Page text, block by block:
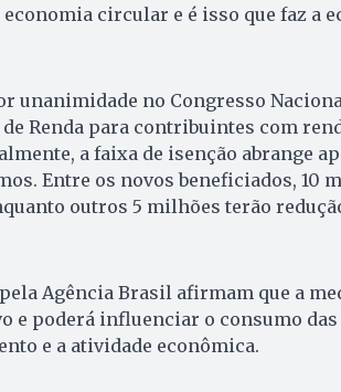
circular e é isso que faz a
unanimidade no Congresso
Renda para contribuintes com
a faixa de isenção abrange
Entre os novos beneficiados, 10
outros 5 milhões terão
Agência Brasil afirmam que a
e poderá influenciar o consumo
e a atividade econômica.